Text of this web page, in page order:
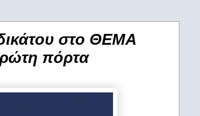
στο ΘΕΜΑ
πόρτα